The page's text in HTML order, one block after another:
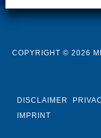
COPYRIGHT © 2026
DISCLAIMER
IMPRINT